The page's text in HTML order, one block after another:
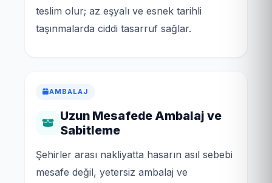
teslim olur; az eşyalı ve esnek tarihli
taşınmalarda ciddi tasarruf sağlar.
AMBALAJ
Uzun Mesafede Ambalaj ve
Sabitleme
Şehirler arası nakliyatta hasarın asıl sebebi
mesafe değil, yetersiz ambalaj ve